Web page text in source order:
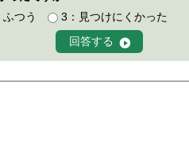
ふつう 3：見つけにくかった